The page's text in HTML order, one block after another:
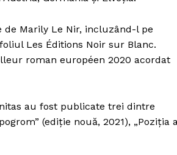
Marily Le Nir, incluzând-l pe
Les Éditions Noir sur Blanc.
roman européen 2020 acordat
au fost publicate trei dintre
(ediție nouă, 2021), „Poziția